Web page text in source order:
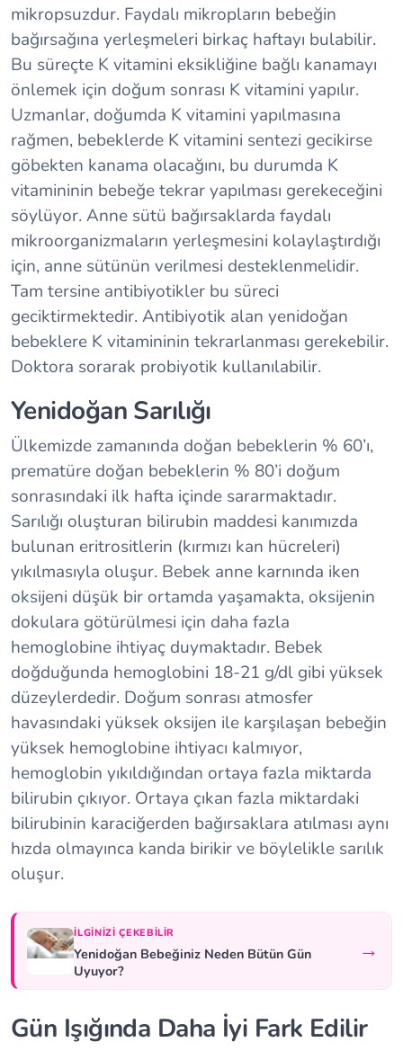
mikropsuzdur. Faydalı mikropların bebeğin
bağırsağına yerleşmeleri birkaç haftayı bulabilir.
Bu süreçte K vitamini eksikliğine bağlı kanamayı
önlemek için doğum sonrası K vitamini yapılır.
Uzmanlar, doğumda K vitamini yapılmasına
rağmen, bebeklerde K vitamini sentezi gecikirse
göbekten kanama olacağını, bu durumda K
vitamininin bebeğe tekrar yapılması gerekeceğini
söylüyor. Anne sütü bağırsaklarda faydalı
mikroorganizmaların yerleşmesini kolaylaştırdığı
için, anne sütünün verilmesi desteklenmelidir.
Tam tersine antibiyotikler bu süreci
geciktirmektedir. Antibiyotik alan yenidoğan
bebeklere K vitamininin tekrarlanması gerekebilir.
Doktora sorarak probiyotik kullanılabilir.
Yenidoğan Sarılığı
Ülkemizde zamanında doğan bebeklerin % 60’ı,
prematüre doğan bebeklerin % 80’i doğum
sonrasındaki ilk hafta içinde sararmaktadır.
Sarılığı oluşturan bilirubin maddesi kanımızda
bulunan eritrositlerin (kırmızı kan hücreleri)
yıkılmasıyla oluşur. Bebek anne karnında iken
oksijeni düşük bir ortamda yaşamakta, oksijenin
dokulara götürülmesi için daha fazla
hemoglobine ihtiyaç duymaktadır. Bebek
doğduğunda hemoglobini 18-21 g/dl gibi yüksek
düzeylerdedir. Doğum sonrası atmosfer
havasındaki yüksek oksijen ile karşılaşan bebeğin
yüksek hemoglobine ihtiyacı kalmıyor,
hemoglobin yıkıldığından ortaya fazla miktarda
bilirubin çıkıyor. Ortaya çıkan fazla miktardaki
bilirubinin karaciğerden bağırsaklara atılması aynı
hızda olmayınca kanda birikir ve böylelikle sarılık
oluşur.
İLGINIZI ÇEKEBILIR
Yenidoğan Bebeğiniz Neden Bütün Gün
Uyuyor?
→
Gün Işığında Daha İyi Fark Edilir